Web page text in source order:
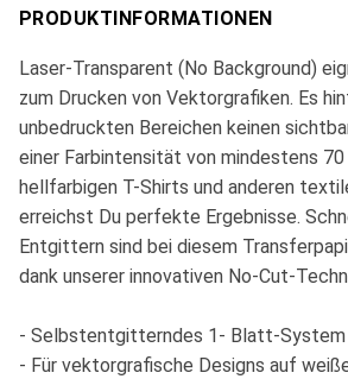
PRODUKTINFORMATIONEN
Laser-Transparent (No Background)
zum Drucken von Vektorgrafiken. Es
unbedruckten Bereichen keinen
einer Farbintensität von mindestens
hellfarbigen T-Shirts und anderen
erreichst Du perfekte Ergebnisse.
Entgittern sind bei diesem
dank unserer innovativen No-Cut-
- Selbstentgitterndes 1- Blatt-System
- Für vektorgrafische Designs auf